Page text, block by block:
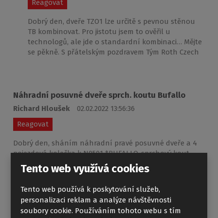
Reagovat
Dobrý den, dveře TZO1 lze určitě s pevnou stěnou
TB kombinovat. Pro jistotu jsem to ověřil u
technologů, ale jde o standardní kombinaci… Mějte
se pěkně. S přátelským pozdravem Tým Roth Czech
Náhradní posuvné dveře sprch. koutu Bufallo
Richard Hloušek
02.02.2022 13:56:36
Reagovat
Dobrý den, sháním náhradní pravé posuvné dveře a 4
pojezdová kolečka k N0501 *BUFALLO-sprchový kout
LH/Potisk 800x800 N0501-8000197, DL1436219.
Nakoupeno u vás 10.10.2014, fa 20142158. Prosím uveďte
cenu a termín dodání. Děkuji za odpověď
Tento web využívá cookies
Tento web používá k poskytování služeb,
personalizaci reklam a analýze návštěvnosti
soubory cookie. Používáním tohoto webu s tím